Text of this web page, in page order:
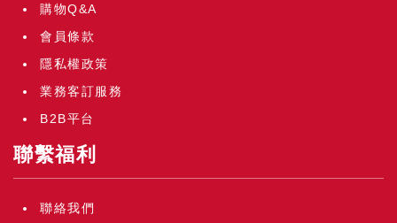
購物Q&A
會員條款
隱私權政策
業務客訂服務
B2B平台
聯繫福利
聯絡我們